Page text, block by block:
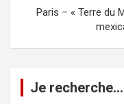
Paris – « Terre du
Je recherche…